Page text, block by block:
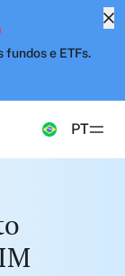
e ETFs.
PT